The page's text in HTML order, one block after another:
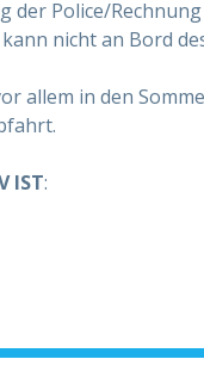
der Police/
nicht an Bord
allem in den
IST: